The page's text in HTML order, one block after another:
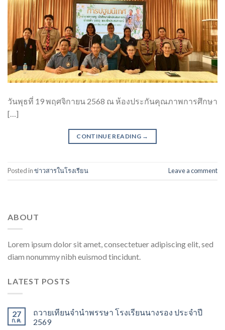
วันพุธที่ 19 พฤศจิกายน 2568 ณ ห้องประกันคุณภาพการศึกษา
[…]
CONTINUE READING →
Posted inข่าวสารในโรงเรียน Leave a comment
ABOUT
Lorem ipsum dolor sit amet, consectetuer adipiscing elit, sed
diam nonummy nibh euismod tincidunt.
LATEST POSTS
27
ก.ค.
ถวายเทียนจำนำพรรษา โรงเรียนนางรอง ประจำปี
2569